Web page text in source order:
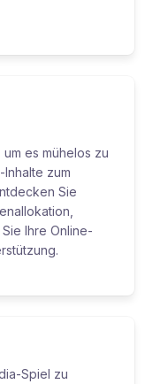
es mühelos zu
zum
Sie
Ihre Online-
Spiel zu